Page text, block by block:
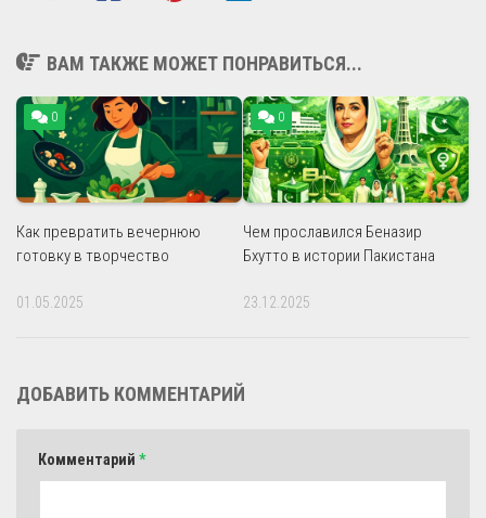
ВАМ ТАКЖЕ МОЖЕТ ПОНРАВИТЬСЯ...
0
Как превратить вечернюю
готовку в творчество
01.05.2025
0
Чем прославился Беназир
Бхутто в истории Пакистана
23.12.2025
ДОБАВИТЬ КОММЕНТАРИЙ
Комментарий *